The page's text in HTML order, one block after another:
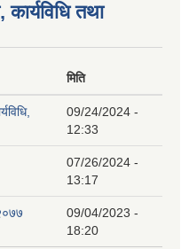
तथा
मिति
09/24/2024 -
12:33
07/26/2024 -
13:17
09/04/2023 -
18:20